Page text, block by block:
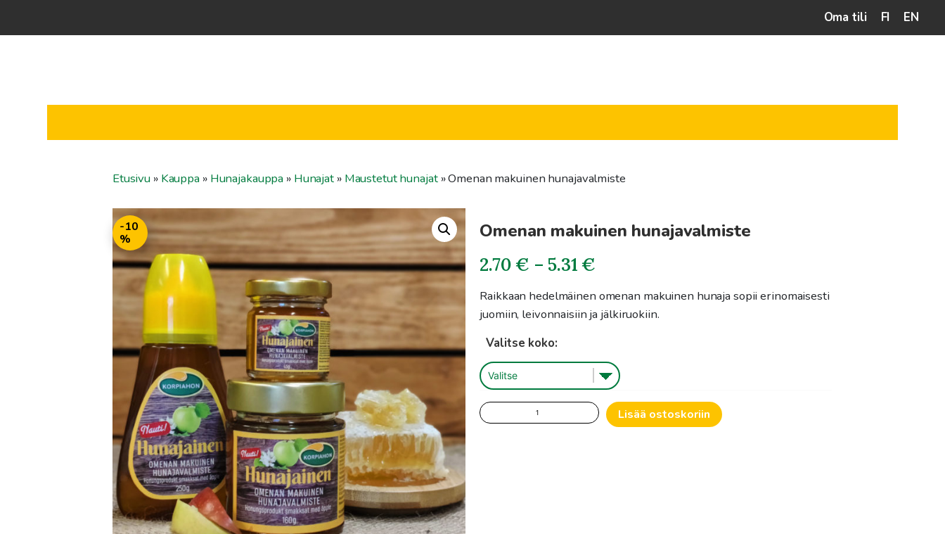
Oma tili FI EN
Etusivu » Kauppa » Hunajakauppa » Hunajat » Maustetut hunajat»Omenan makuinen hunajavalmiste
-10
%
Omenan makuinen hunajavalmiste
2.70€ – 5.31€Hintaluokka:
2.70€
-
Raikkaan hedelmäinen omenan makuinen hunaja sopii erinomaisesti
juomiin, leivonnaisiin ja jälkiruokiin.
Valitse koko:
Omenan
makuinen
Lisää ostoskoriin